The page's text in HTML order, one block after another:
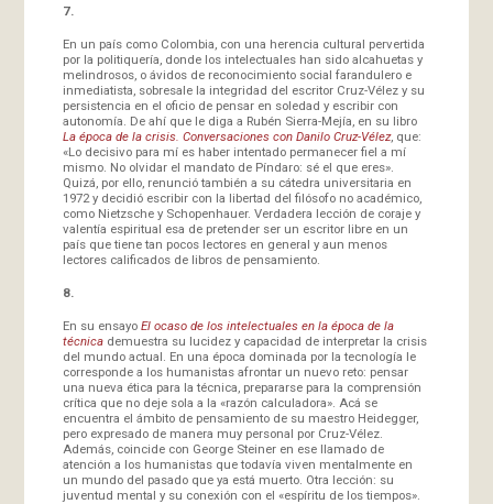
7.
En un país como Colombia, con una herencia cultural pervertida
por la politiquería, donde los intelectuales han sido alcahuetas y
melindrosos, o ávidos de reconocimiento social farandulero e
inmediatista, sobresale la integridad del escritor Cruz-Vélez y su
persistencia en el oficio de pensar en soledad y escribir con
autonomía. De ahí que le diga a Rubén Sierra-Mejía, en su libro
La época de la crisis. Conversaciones con Danilo Cruz-Vélez, que:
«Lo decisivo para mí es haber intentado permanecer fiel a mí
mismo. No olvidar el mandato de Píndaro: sé el que eres».
Quizá, por ello, renunció también a su cátedra universitaria en
1972 y decidió escribir con la libertad del filósofo no académico,
como Nietzsche y Schopenhauer. Verdadera lección de coraje y
valentía espiritual esa de pretender ser un escritor libre en un
país que tiene tan pocos lectores en general y aun menos
lectores calificados de libros de pensamiento.
8.
En su ensayo El ocaso de los intelectuales en la época de la
técnicademuestra su lucidez y capacidad de interpretar la crisis
del mundo actual. En una época dominada por la tecnología le
corresponde a los humanistas afrontar un nuevo reto: pensar
una nueva ética para la técnica, prepararse para la comprensión
crítica que no deje sola a la «razón calculadora». Acá se
encuentra el ámbito de pensamiento de su maestro Heidegger,
pero expresado de manera muy personal por Cruz-Vélez.
Además, coincide con George Steiner en ese llamado de
atención a los humanistas que todavía viven mentalmente en
un mundo del pasado que ya está muerto. Otra lección: su
juventud mental y su conexión con el «espíritu de los tiempos».